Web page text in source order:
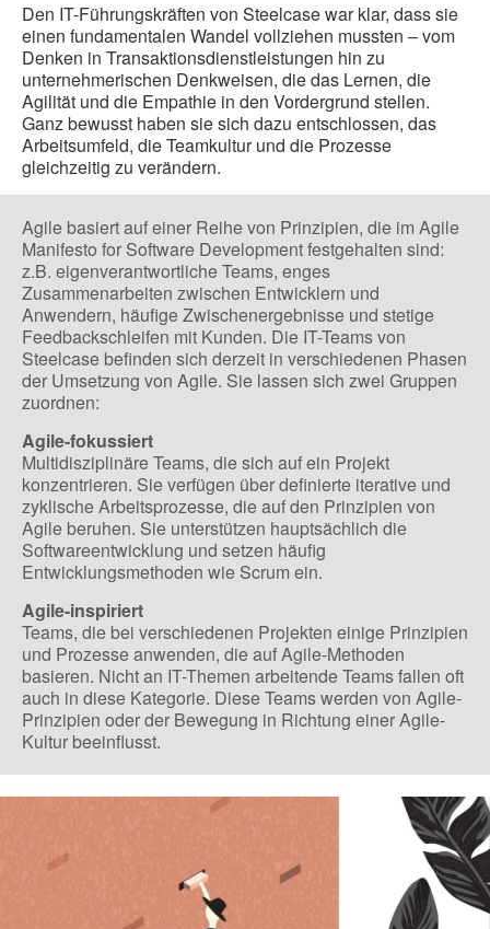
Den IT-Führungskräften von Steelcase war klar, dass sie
einen fundamentalen Wandel vollziehen mussten – vom
Denken in Transaktionsdienstleistungen hin zu
unternehmerischen Denkweisen, die das Lernen, die
Agilität und die Empathie in den Vordergrund stellen.
Ganz bewusst haben sie sich dazu entschlossen, das
Arbeitsumfeld, die Teamkultur und die Prozesse
gleichzeitig zu verändern.
Agile basiert auf einer Reihe von Prinzipien, die im Agile
Manifesto for Software Development festgehalten sind:
z.B. eigenverantwortliche Teams, enges
Zusammenarbeiten zwischen Entwicklern und
Anwendern, häufige Zwischenergebnisse und stetige
Feedbackschleifen mit Kunden. Die IT-Teams von
Steelcase befinden sich derzeit in verschiedenen Phasen
der Umsetzung von Agile. Sie lassen sich zwei Gruppen
zuordnen:
Agile-fokussiert
Multidisziplinäre Teams, die sich auf ein Projekt
konzentrieren. Sie verfügen über definierte iterative und
zyklische Arbeitsprozesse, die auf den Prinzipien von
Agile beruhen. Sie unterstützen hauptsächlich die
Softwareentwicklung und setzen häufig
Entwicklungsmethoden wie Scrum ein.
Agile-inspiriert
Teams, die bei verschiedenen Projekten einige Prinzipien
und Prozesse anwenden, die auf Agile-Methoden
basieren. Nicht an IT-Themen arbeitende Teams fallen oft
auch in diese Kategorie. Diese Teams werden von Agile-
Prinzipien oder der Bewegung in Richtung einer Agile-
Kultur beeinflusst.